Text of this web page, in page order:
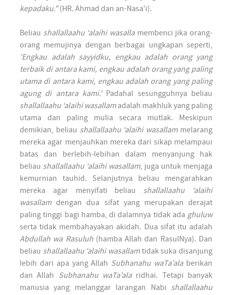
kepadaku."(HR. Ahmad dan an-Nasa'i).
Beliau shallallaahu ‘alaihi wasallamembenci jika orang-
orang memujinya dengan berbagai ungkapan seperti,
'Engkau adalah sayyidku, engkau adalah orang yang
terbaik di antara kami, engkau adalah orang yang paling
utama di antara kami, engkau adalah orang yang paling
agung di antara kami.'Padahal sesungguhnya beliau
shallallaahu ‘alaihi wasallamadalah makhluk yang paling
utama dan paling mulia secara mutlak. Meskipun
demikian, beliau shallallaahu ‘alaihi wasallammelarang
mereka agar menjauhkan mereka dari sikap melampaui
batas dan berlebih-lebihan dalam menyanjung hak
beliau shallallaahu ‘alaihi wasallam, juga untuk menjaga
kemurnian tauhid. Selanjutnya beliau mengarahkan
mereka agar menyifati beliau shallallaahu ‘alaihi
wasallamdengan dua sifat yang merupakan derajat
paling tinggi bagi hamba, di dalamnya tidak ada ghuluw
serta tidak membahayakan akidah. Dua sifat itu adalah
Abdullah wa Rasuluh(hamba Allah dan RasulNya). Dan
beliau shallallaahu ‘alaihi wasallamtidak suka disanjung
lebih dari apa yang Allah Subhanahu waTa’alaberikan
dan Allah Subhanahu waTa’alaridhai. Tetapi banyak
manusia yang melanggar larangan Nabi shallallaahu